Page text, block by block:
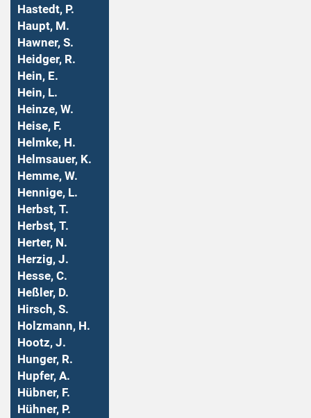
Hastedt, P.
Haupt, M.
Hawner, S.
Heidger, R.
Hein, E.
Hein, L.
Heinze, W.
Heise, F.
Helmke, H.
Helmsauer, K.
Hemme, W.
Hennige, L.
Herbst, T.
Herbst, T.
Herter, N.
Herzig, J.
Hesse, C.
Heßler, D.
Hirsch, S.
Holzmann, H.
Hootz, J.
Hunger, R.
Hupfer, A.
Hübner, F.
Hühner, P.